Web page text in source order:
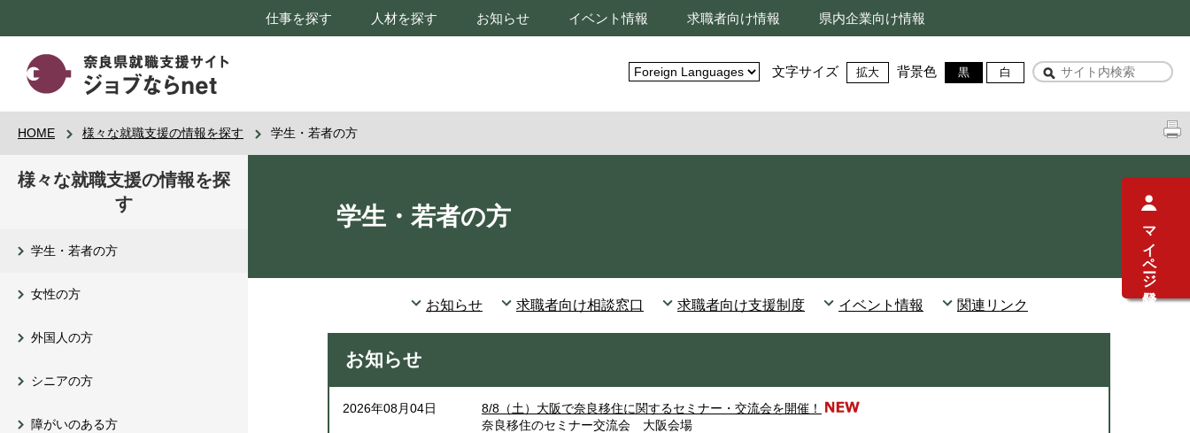
仕事を探す 人材を探す お知らせ イベント情報 求職者向け情報 県内企業向け情報
文字サイズ 拡大 背景色 黒 白
HOME 様々な就職支援の情報を探す 学生・若者の方
様々な就職支援の情報を探
す
学生・若者の方
女性の方
外国人の方
シニアの方
障がいのある方
学生・若者の方
お知らせ 求職者向け相談窓口 求職者向け支援制度 イベント情報 関連リンク
お知らせ
2026年08月04日
8/8（土）大阪で奈良移住に関するセミナー・交流会を開催！
奈良移住のセミナー交流会 大阪会場
マイページ登録